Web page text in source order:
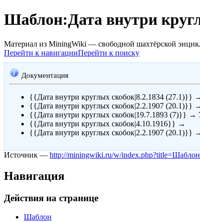
Шаблон:Дата внутри
Материал из MiningWiki — свободной шахтёрской
Перейти к навигацииПерейти к поиску
Документация
{{Дата внутри круглых скобок|8.2.1834 (27.1)}}
{{Дата внутри круглых скобок|2.2.1907 (20.1)}}
{{Дата внутри круглых скобок|19.7.1893 (7)}} →
{{Дата внутри круглых скобок|4.10.1916}} →
{{Дата внутри круглых скобок|2.2.1907 (20.1)}}
Источник — http://miningwiki.ru/w/
Навигация
Действия на странице
Шаблон